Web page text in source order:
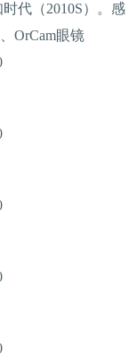
代（2010S）。感
OrCam眼镜